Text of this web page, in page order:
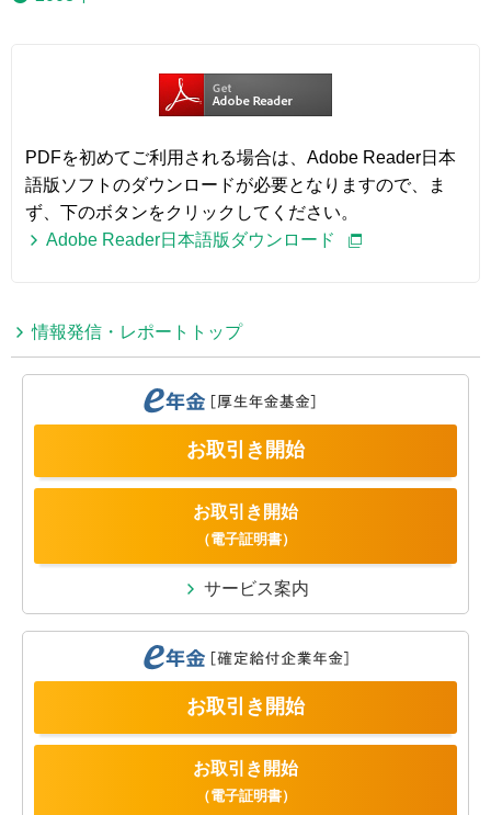
PDFを初めてご利用される場合は、Adobe Reader日本
語版ソフトのダウンロードが必要となりますので、ま
ず、下のボタンをクリックしてください。
Adobe Reader日本語版ダウンロード
情報発信・レポートトップ
お取引き開始
お取引き開始
（電子証明書）
サービス案内
お取引き開始
お取引き開始
（電子証明書）